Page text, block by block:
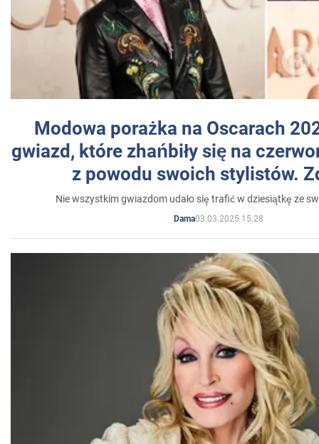
Modowa porażka na Oscarach
gwiazd, które zhańbiły się na
z powodu swoich stylistów.
Nie wszystkim gwiazdom udało się trafić w dziesiątkę ze
Dama03.03.2025 15:28